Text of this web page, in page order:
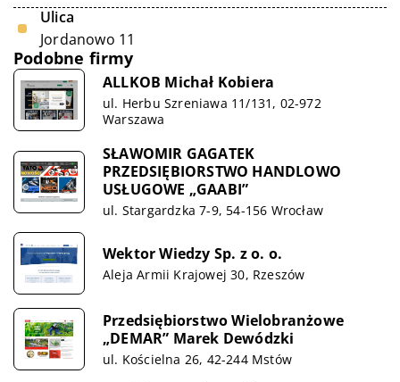
Ulica
Jordanowo 11
Podobne firmy
ALLKOB Michał Kobiera
ul. Herbu Szreniawa 11/131, 02-972
Warszawa
SŁAWOMIR GAGATEK
PRZEDSIĘBIORSTWO HANDLOWO
USŁUGOWE „GAABI”
ul. Stargardzka 7-9, 54-156 Wrocław
Wektor Wiedzy Sp. z o. o.
Aleja Armii Krajowej 30, Rzeszów
Przedsiębiorstwo Wielobranżowe
„DEMAR” Marek Dewódzki
ul. Kościelna 26, 42-244 Mstów